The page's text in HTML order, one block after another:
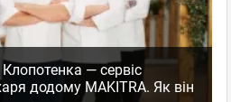
— сервіс
додому MAKITRA. Як він